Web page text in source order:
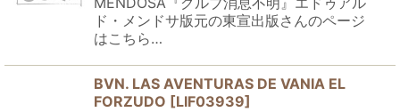
ド・メンドサ版元の東宣出版さんのページ
はこちら…
BVN. LAS AVENTURAS DE VANIA EL
FORZUDO [LIF03939]